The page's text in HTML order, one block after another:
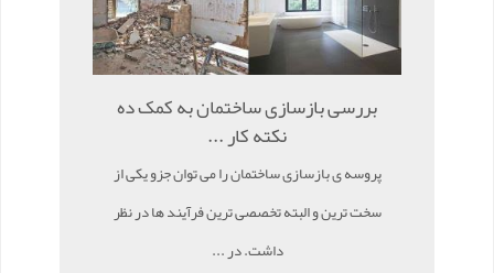
بررسی بازسازی ساختمان به کمک ده
نکته کار ...
پروسه ی بازسازی ساختمان را می توان جزو یکی از
سخت ترین و البته تخصصی ترین فرآیند ها در نظر
داشت. در ...